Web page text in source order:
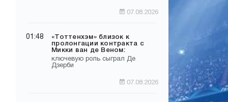
07.08.2026
01:48
«Тоттенхэм» близок к
пролонгации контракта с
Микки ван де Веном:
ключевую роль сыграл Де
Дзерби
07.08.2026